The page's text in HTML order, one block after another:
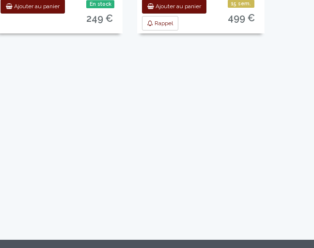
Ajouter au panier En stock
249 €
Ajouter au panier
Rappel
15 sem.
499 €